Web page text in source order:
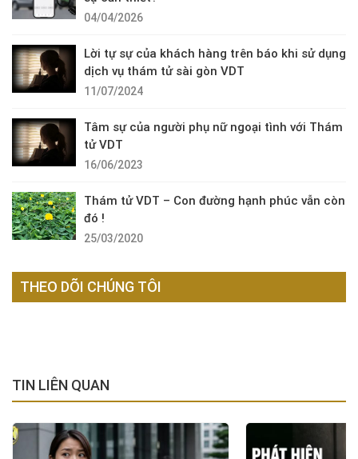
04/04/2026
Lời tự sự của khách hàng trên báo khi sử dụng
dịch vụ thám tử sài gòn VDT
11/07/2024
Tâm sự của người phụ nữ ngoại tình với Thám
tử VDT
16/06/2023
Thám tử VDT – Con đường hạnh phúc vẫn còn
đó !
25/03/2020
THEO DÕI CHÚNG TÔI
TIN LIÊN QUAN